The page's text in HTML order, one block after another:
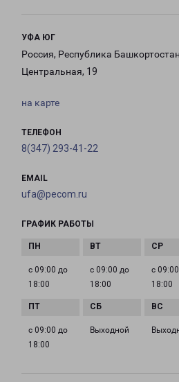
УФА ЮГ
Россия, Республика
Центральная, 19
на карте
ТЕЛЕФОН
8(347) 293-41-22
EMAIL
ufa@pecom.ru
ГРАФИК РАБОТЫ
с 09:00 до
18:00
с 09:00 до
18:00
с
18:00
с 09:00 до
18:00
Выходной